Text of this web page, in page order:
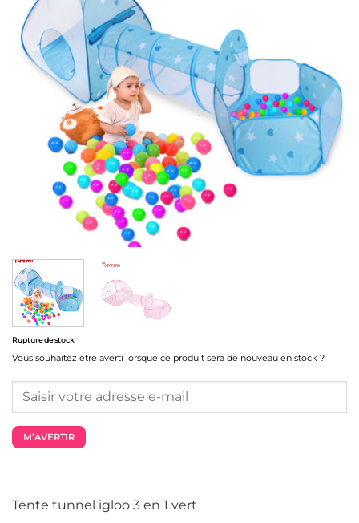
Tente tunnel igloo 3 en 1 vert
Rupture de stock
Vous souhaitez être averti lorsque ce produit sera de nouveau en stock ?
M’AVERTIR